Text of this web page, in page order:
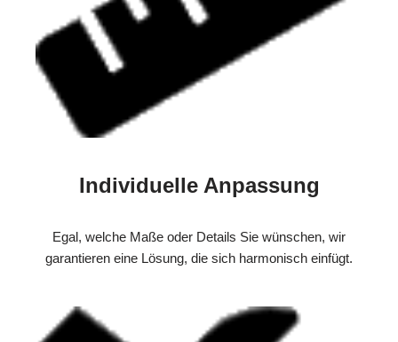
Individuelle Anpassung
Egal, welche Maße oder Details Sie wünschen, wir
garantieren eine Lösung, die sich harmonisch einfügt.